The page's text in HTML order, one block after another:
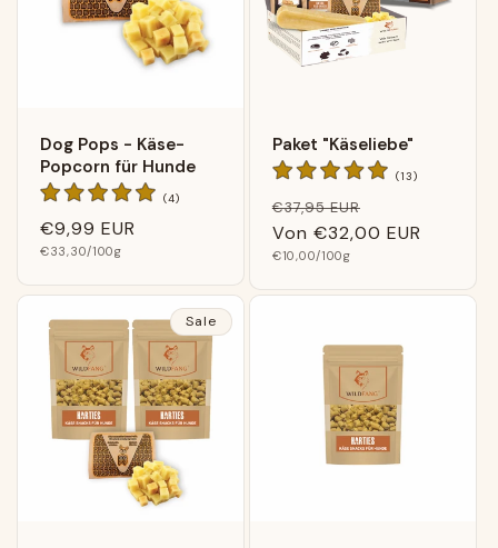
Dog Pops - Käse-
Popcorn für Hunde
(4)4
Normaler
Preis
€9,99 EUR
Grundpreis
€33,30/100g
Paket "Käseliebe"
(13)13
Normaler
Preis
€37,95 EUR
Von €32,00 EUR
Grundpreis
€10,00/100g
Sale